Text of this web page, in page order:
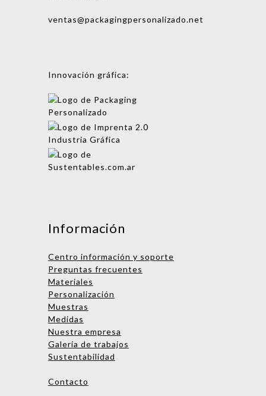
ventas@packagingpersonalizado.net
Innovación gráfica:
Información
Centro información y soporte
Preguntas frecuentes
Materiales
Personalización
Muestras
Medidas
Nuestra empresa
Galería de trabajos
Sustentabilidad
Contacto
Nombre
Empresa